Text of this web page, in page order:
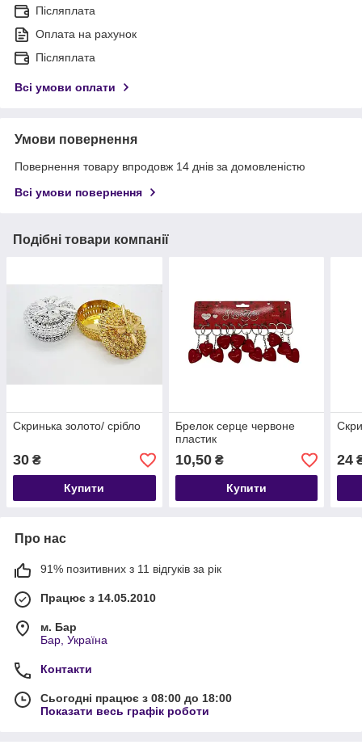
Післяплата
Оплата на рахунок
Післяплата
Всі умови оплати
Умови повернення
Повернення товару впродовж 14 днів за домовленістю
Всі умови повернення
Подібні товари компанії
Скринька золото/ срібло
30 ₴
Купити
Брелок серце червоне
пластик
10,50₴
Купити
24
Про нас
91% позитивних з 11 відгуків за рік
Працює з 14.05.2010
м. Бар
Бар, Україна
Контакти
Сьогодні працює з 08:00 до 18:00
Показати весь графік роботи